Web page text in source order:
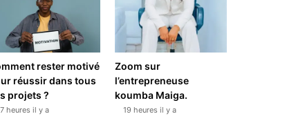
rester motivé
réussir dans tous
projets ?
heures il y a
Zoom sur
l’entrepreneuse
koumba Maiga.
19 heures il y a